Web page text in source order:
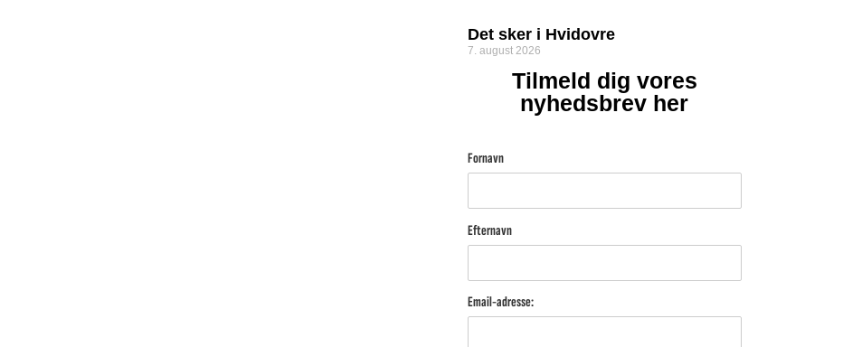
Det sker i Hvidovre
7. august 2026
Tilmeld dig vores
nyhedsbrev her
Fornavn
Efternavn
Email-adresse: